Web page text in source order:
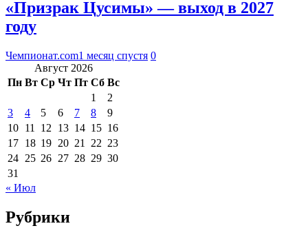
«Призрак Цусимы» — выход в 2027
году
Чемпионат.com1 месяц спустя 0
Август 2026
Пн Вт Ср Чт Пт Сб Вс
1
2
3
4 5 6 7 8
9
10 11 12 13 14 15 16
17 18 19 20 21 22 23
24 25 26 27 28 29 30
31
« Июл
Рубрики